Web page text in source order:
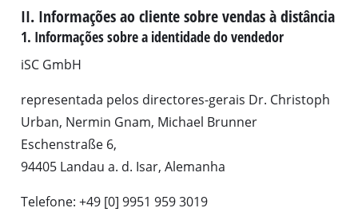
II. Informações ao cliente sobre vendas à distância
1. Informações sobre a identidade do vendedor
iSC GmbH
representada pelos directores-gerais Dr. Christoph
Urban, Nermin Gnam, Michael Brunner
Eschenstraße 6,
94405 Landau a. d. Isar, Alemanha
Telefone: +49 [0] 9951 959 3019